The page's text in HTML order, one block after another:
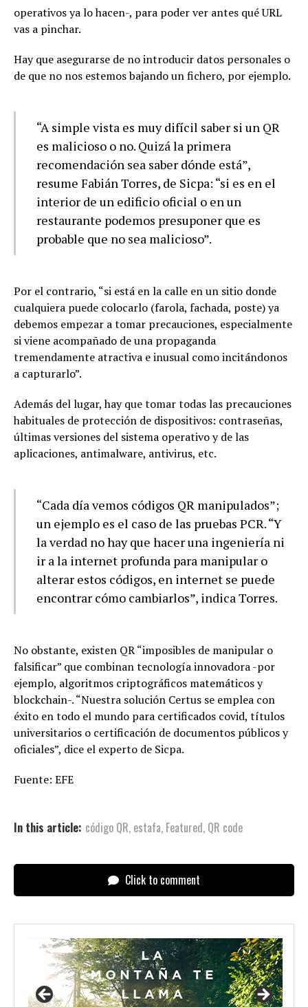
operativos ya lo hacen-, para poder ver antes qué URL
vas a pinchar.
Hay que asegurarse de no introducir datos personales o
de que no nos estemos bajando un fichero, por ejemplo.
“A simple vista es muy difícil saber si un QR
es malicioso o no. Quizá la primera
recomendación sea saber dónde está”,
resume Fabián Torres, de Sicpa: “si es en el
interior de un edificio oficial o en un
restaurante podemos presuponer que es
probable que no sea malicioso”.
Por el contrario, “si está en la calle en un sitio donde
cualquiera puede colocarlo (farola, fachada, poste) ya
debemos empezar a tomar precauciones, especialmente
si viene acompañado de una propaganda
tremendamente atractiva e inusual como incitándonos
a capturarlo”.
Además del lugar, hay que tomar todas las precauciones
habituales de protección de dispositivos: contraseñas,
últimas versiones del sistema operativo y de las
aplicaciones, antimalware, antivirus, etc.
“Cada día vemos códigos QR manipulados”;
un ejemplo es el caso de las pruebas PCR. “Y
la verdad no hay que hacer una ingeniería ni
ir a la internet profunda para manipular o
alterar estos códigos, en internet se puede
encontrar cómo cambiarlos”, indica Torres.
No obstante, existen QR “imposibles de manipular o
falsificar” que combinan tecnología innovadora -por
ejemplo, algoritmos criptográficos matemáticos y
blockchain-. “Nuestra solución Certus se emplea con
éxito en todo el mundo para certificados covid, títulos
universitarios o certificación de documentos públicos y
oficiales”, dice el experto de Sicpa.
Fuente: EFE
In this article: código QR, estafa, Featured, QR code
Click to comment